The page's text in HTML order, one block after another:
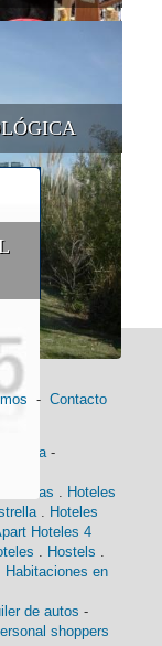
- Contacto
Historia-
. Hoteles
. Hoteles
Hoteles 4
. Hostels .
Habitaciones en
de autos -
shoppers